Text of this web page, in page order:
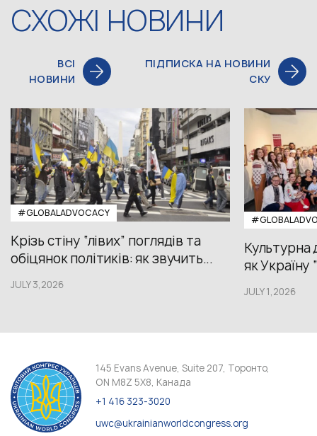
СХОЖІ НОВИНИ
ВСІ
НОВИНИ
ПІДПИСКА НА НОВИНИ
СКУ
#GLOBALADVOCACY
Крізь стіну “лівих” поглядів та
обіцянок політиків: як звучить...
JULY 3,2026
Культурна
як
JULY 1,2026
145 Evans Avenue, Suite 207, Торонто,
ON M8Z 5X8, Канада
+1 416 323-3020
uwc@ukrainianworldcongress.org